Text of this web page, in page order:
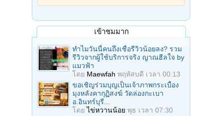
เข้าชมมาก
ทำไมวันนี้คนถึงเชื่อรีวิวน้อยลง? รวม
รีวิวจากผู้ใช้บริการจริง ญาณฮีลใจ by
แมวฟ้า
โดย Maewfah พฤหัสบดี เวลา 00:13
ขอเชิญร่วมบุญเป็นเจ้าภาพกระเบื้อง
มุงหลังคากุฏิสงฆ์ วัดล่องกะเบา
อ.อินทร์บุรี...
โดยไข่หวานน้อย พุธ เวลา 07:30